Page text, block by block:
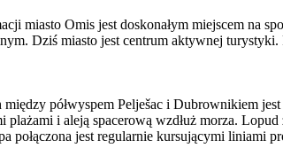
miasto Omis jest doskonałym miejscem na
Dziś miasto jest centrum aktywnej
półwyspem Pelješac i Dubrownikiem
i aleją spacerową wzdłuż morza.
połączona jest regularnie kursującymi liniami